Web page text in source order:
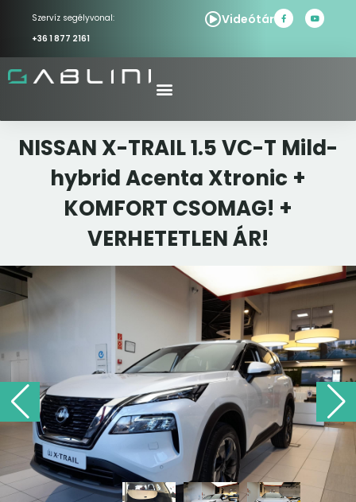
Szervíz segélyvonal:
+36 1 877 2161
Videótár
NISSAN X-TRAIL 1.5 VC-T Mild-
hybrid Acenta Xtronic +
KOMFORT CSOMAG! +
VERHETETLEN ÁR!